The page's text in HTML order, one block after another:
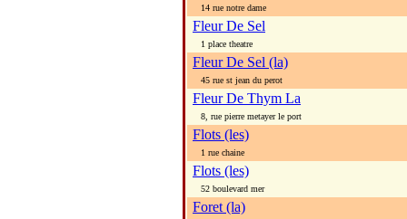
14 rue notre dame
Fleur De Sel
1 place theatre
Fleur De Sel (la)
45 rue st jean du perot
Fleur De Thym La
8, rue pierre metayer le port
Flots (les)
1 rue chaine
Flots (les)
52 boulevard mer
Foret (la)